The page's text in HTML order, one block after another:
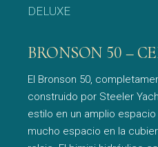
DELUXE
BRONSON 50 –
El Bronson 50,
construido por Steeler
estilo en un amplio
mucho espacio en la